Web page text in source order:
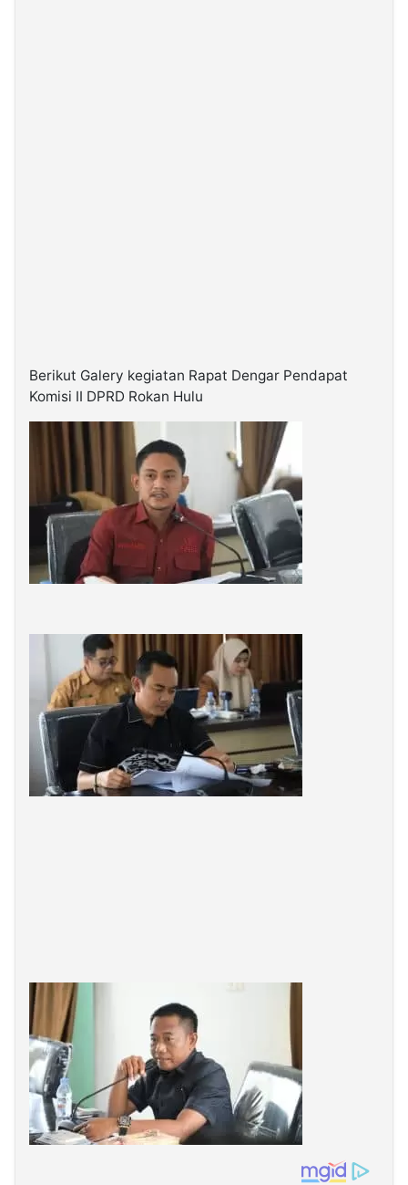
Berikut Galery kegiatan Rapat Dengar Pendapat
Komisi II DPRD Rokan Hulu